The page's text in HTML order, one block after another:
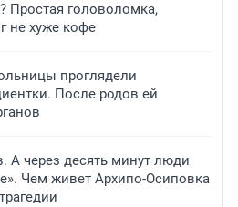
Простая головоломка,
не хуже кофе
проглядели
После родов ей
А через десять минут люди
Чем живет Архипо-Осиповка